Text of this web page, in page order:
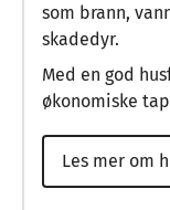
som brann,
skadedyr.
Med en god
økonomiske
Les mer om